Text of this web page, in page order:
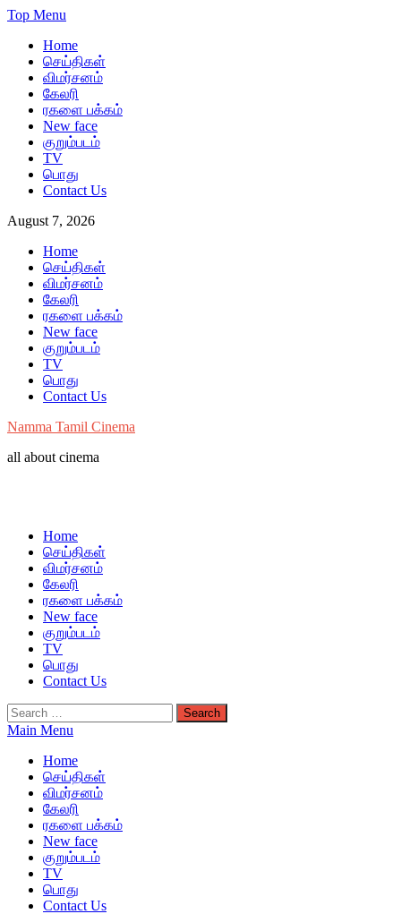
Skip
content
Top Menu
Home
செய்திகள்
விமர்சனம்
கேலரி
ரகளை பக்கம்
New face
குறும்படம்
TV
பொது
Contact Us
August 7, 2026
Home
செய்திகள்
விமர்சனம்
கேலரி
ரகளை பக்கம்
New face
குறும்படம்
TV
பொது
Contact Us
Namma Tamil Cinema
all about cinema
Home
செய்திகள்
விமர்சனம்
கேலரி
ரகளை பக்கம்
New face
குறும்படம்
TV
பொது
Contact Us
Search
for:
Main Menu
Home
செய்திகள்
விமர்சனம்
கேலரி
ரகளை பக்கம்
New face
குறும்படம்
TV
பொது
Contact Us